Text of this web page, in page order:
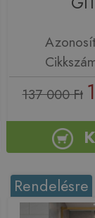
137 000 Ft
Rendelésre